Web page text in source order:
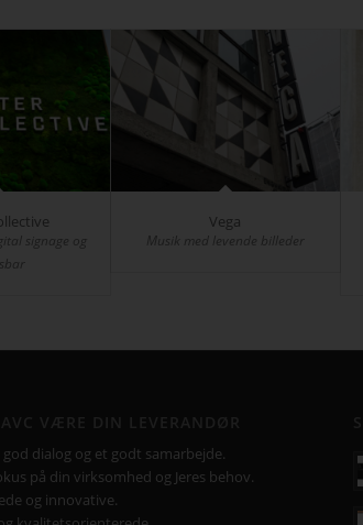
signage og
Vega
Musik med levende billeder
god dialog og et godt samarbejde.
på din virksomhed og Jeres behov.
og innovative.